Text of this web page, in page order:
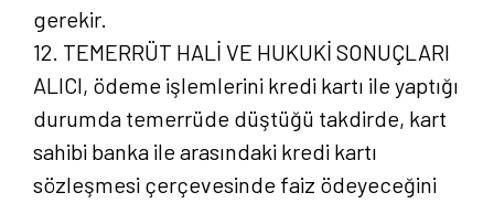
gerekir.
12. TEMERRÜT HALİ VE HUKUKİ SONUÇLARI
ALICI, ödeme işlemlerini kredi kartı ile yaptığı
durumda temerrüde düştüğü takdirde, kart
sahibi banka ile arasındaki kredi kartı
sözleşmesi çerçevesinde faiz ödeyeceğini